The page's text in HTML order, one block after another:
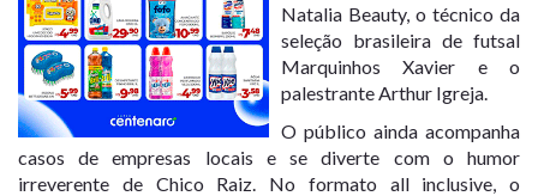
Natalia Beauty, o técnico da
seleção brasileira de futsal
Marquinhos Xavier e o
palestrante Arthur Igreja.
O público ainda acompanha
casos de empresas locais e se diverte com o humor
irreverente de Chico Raiz. No formato all inclusive, o